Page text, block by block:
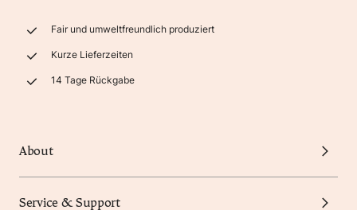
Fair und umweltfreundlich produziert
Kurze Lieferzeiten
14 Tage Rückgabe
About
Service & Support